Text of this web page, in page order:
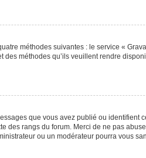
méthodes suivantes : le service «
méthodes qu’ils veuillent rendre
que vous avez publié ou identifient
des rangs du forum. Merci de ne pas
ou un modérateur pourra vous